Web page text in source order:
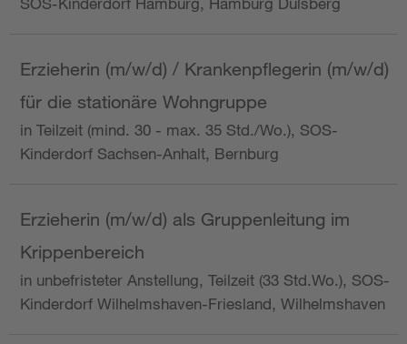
Erzieherin (m/w/d) / Krankenpflegerin (m/w/d)
für die stationäre Wohngruppe
in Teilzeit (mind. 30 - max. 35 Std./Wo.), SOS-
Kinderdorf Sachsen-Anhalt, Bernburg
Erzieherin (m/w/d) als Gruppenleitung im
Krippenbereich
in unbefristeter Anstellung, Teilzeit (33 Std.Wo.), SOS-
Kinderdorf Wilhelmshaven-Friesland, Wilhelmshaven